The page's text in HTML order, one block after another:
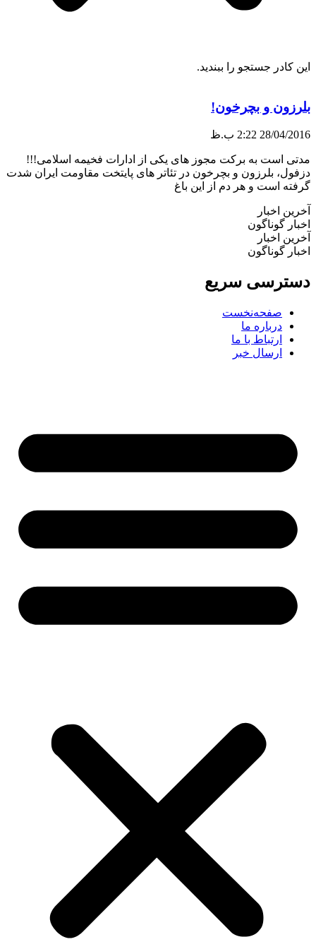
جستجو را ببندید.
و بچرخون!
28/04/ 2:22 ب.ظ
است به برکت مجوز های یکی از ادارات فخیمه اسلامی!!!
بلرزون و بچرخون در تئاتر های پایتخت مقاومت ایران شدت
است و هر دم از این باغ
اخبار
گوناگون
اخبار
گوناگون
سریع
صفحه‌نخست
درباره ما
ارتباط با ما
ارسال خبر